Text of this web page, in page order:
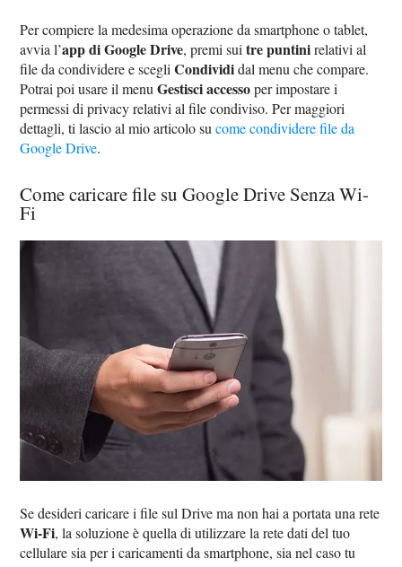
Per compiere la medesima operazione da smartphone o tablet,
avvia l’app di Google Drive, premi suitre puntinirelativi al
file da condividere e scegliCondivididal menu che compare.
Potrai poi usare il menuGestisci accessoper impostare i
permessi di privacy relativi al file condiviso. Per maggiori
dettagli, ti lascio al mio articolo sucome condividere file da
Google Drive.
Come caricare file su Google Drive Senza Wi-
Fi
Se desideri caricare i file sul Drive ma non hai a portata una rete
Wi-Fi, la soluzione è quella di utilizzare la rete dati del tuo
cellulare sia per i caricamenti da smartphone, sia nel caso tu